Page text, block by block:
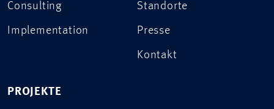
Consulting
Implementation
Standorte
Presse
Kontakt
PROJEKTE